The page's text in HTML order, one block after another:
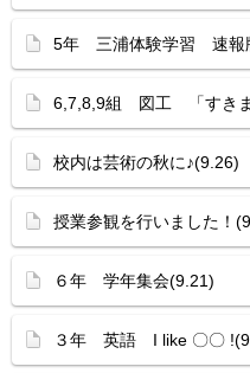
5年 三浦体験学習 速報
6,7,8,9組 図工 「すきま
校内は芸術の秋に♪(9.26)
授業参観を行いました！
６年 学年集会(9.21)
３年 英語 I like 〇〇